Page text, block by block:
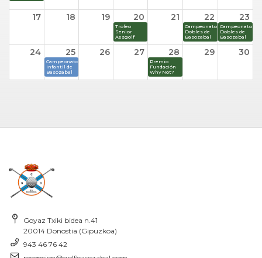
17 18 19 20 21 22 23
Trofeo
Senior
Aesgolf
Campeonato
Dobles de
Basozabal
Campeonato
Dobles de
Basozabal
24 25 26 27 28 29 30
Campeonato
Infantil de
Basozabal
Premio
Fundación
Why Not?
Goyaz Txiki bidea n.41
20014 Donostia (Gipuzkoa)
943 46 76 42